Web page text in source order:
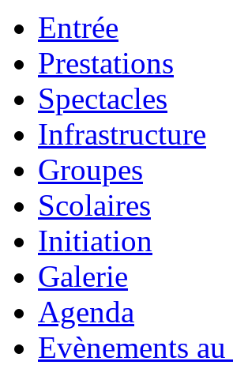
Entrée
Prestations
Spectacles
Infrastructure
Groupes
Scolaires
Initiation
Galerie
Agenda
Evènements